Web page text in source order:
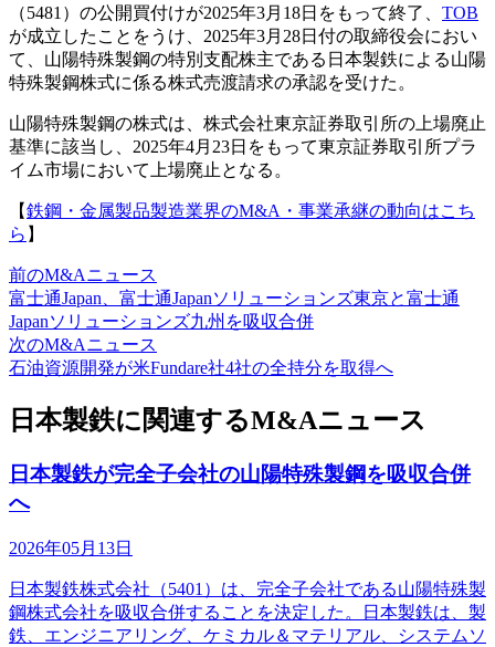
（5481）の公開買付けが2025年3月18日をもって終了、 TOB
が成立したことをうけ、2025年3月28日付の取締役会におい
て、山陽特殊製鋼の特別支配株主である日本製鉄による山陽
特殊製鋼株式に係る株式売渡請求の承認を受けた。
山陽特殊製鋼の株式は、株式会社東京証券取引所の上場廃止
基準に該当し、2025年4月23日をもって東京証券取引所プラ
イム市場において上場廃止となる。
【鉄鋼・金属製品製造業界のM&A・事業承継の動向はこち
ら 】
前のM&Aニュース
富士通Japan、富士通Japanソリューションズ東京と富士通
Japanソリューションズ九州を吸収合併
次のM&Aニュース
石油資源開発が米Fundare社4社の全持分を取得へ
日本製鉄に関連するM&Aニュース
日本製鉄が完全子会社の山陽特殊製鋼を吸収合併
へ
2026年05月13日
日本製鉄株式会社（5401）は、完全子会社である山陽特殊製
鋼株式会社を吸収合併することを決定した。日本製鉄は、製
鉄、エンジニアリング、ケミカル＆マテリアル、システムソ